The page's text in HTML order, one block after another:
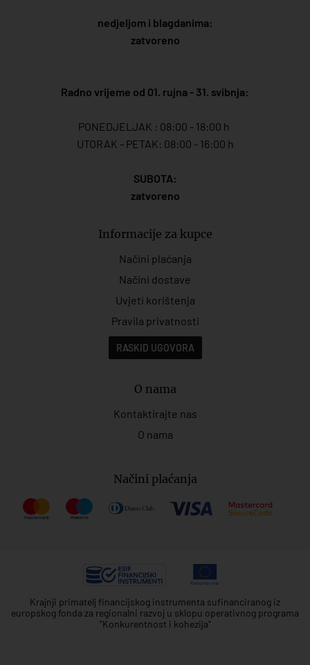
nedjeljom i blagdanima:
zatvoreno
Radno vrijeme od 01. rujna - 31. svibnja:
PONEDJELJAK : 08:00 - 18:00 h
UTORAK - PETAK: 08:00 - 16:00 h
SUBOTA:
zatvoreno
Informacije za kupce
Načini plaćanja
Načini dostave
Uvjeti korištenja
Pravila privatnosti
RASKID UGOVORA
O nama
Kontaktirajte nas
O nama
Načini plaćanja
Krajnji primatelj financijskog instrumenta sufinanciranog iz
europskog fonda za regionalni razvoj u sklopu operativnog programa
"Konkurentnost i kohezija"